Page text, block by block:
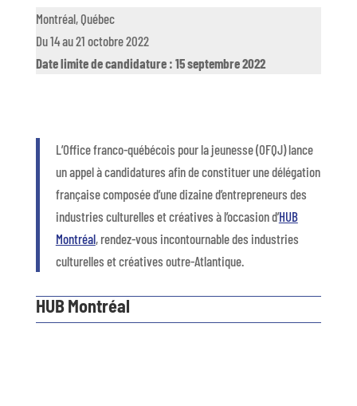
Montréal, Québec
Du 14 au 21 octobre 2022
Date limite de candidature : 15 septembre 2022
L’Office franco-québécois pour la jeunesse (OFQJ) lance
un appel à candidatures afin de constituer une délégation
française composée d’une dizaine d’entrepreneurs des
industries culturelles et créatives à l’occasion d’HUB
Montréal, rendez-vous incontournable des industries
culturelles et créatives outre-Atlantique.
HUB Montréal